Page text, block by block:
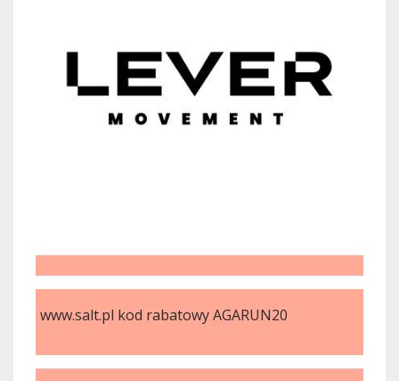
www.salt.pl kod rabatowy AGARUN20